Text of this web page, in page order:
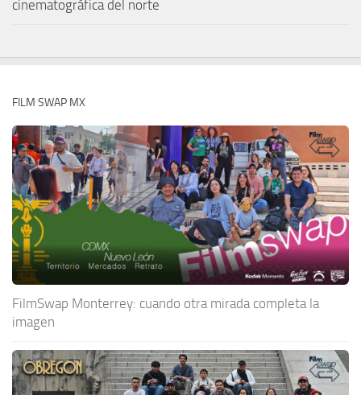
cinematográfica del norte
FILM SWAP MX
FilmSwap Monterrey: cuando otra mirada completa la
imagen